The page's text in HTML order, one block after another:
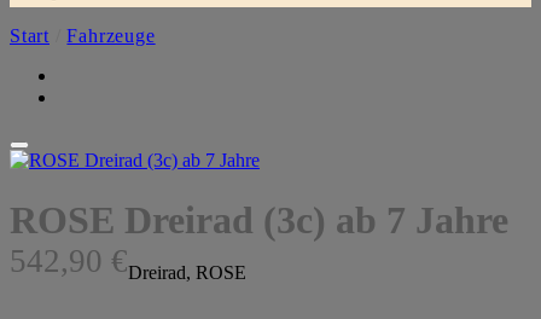
Start Fahrzeuge
ROSE Dreirad (3c) ab 7 Jahre
542,90 €Dreirad, ROSE